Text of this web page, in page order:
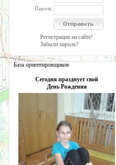
Пароль
Регистрация на сайте!
Забыли пароль?
База ориентировщиков
Сегодня празднует свой
День Рождения